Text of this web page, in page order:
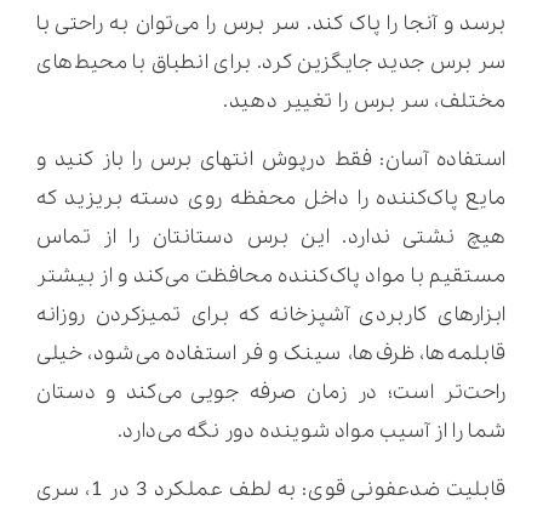
برسد و آنجا را پاک کند. سر برس را می‌توان به راحتی با
سر برس جدید جایگزین کرد. برای انطباق با محیط‌های
مختلف، سر برس را تغییر دهید.
استفاده آسان: فقط درپوش انتهای برس را باز کنید و
مایع پاک‌کننده را داخل محفظه روی دسته بریزید که
هیچ نشتی ندارد. این برس دستانتان را از تماس
مستقیم با مواد پاک‌کننده محافظت می‌کند و از بیشتر
ابزارهای کاربردی آشپزخانه که برای تمیزکردن روزانه
قابلمه‌ها، ظرف‌ها، سینک و فر استفاده می‌شود، خیلی
راحت‌تر است؛ در زمان صرفه جویی می‌کند و دستان
شما را از آسیب مواد شوینده دور نگه می‌دارد.
قابلیت ضدعفونی قوی: به لطف عملکرد 3 در 1، سری